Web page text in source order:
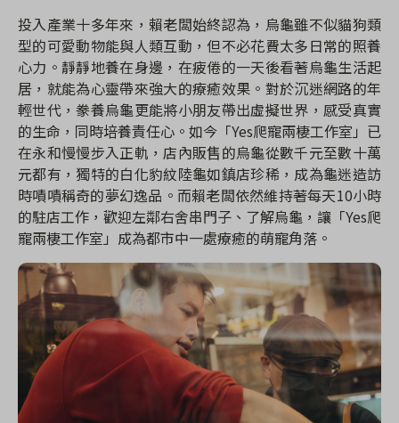
投入產業十多年來，賴老闆始終認為，烏龜雖不似貓狗類
型的可愛動物能與人類互動，但不必花費太多日常的照養
心力。靜靜地養在身邊，在疲倦的一天後看著烏龜生活起
居，就能為心靈帶來強大的療癒效果。對於沉迷網路的年
輕世代，豢養烏龜更能將小朋友帶出虛擬世界，感受真實
的生命，同時培養責任心。如今「Yes爬寵兩棲工作室」已
在永和慢慢步入正軌，店內販售的烏龜從數千元至數十萬
元都有，獨特的白化豹紋陸龜如鎮店珍稀，成為龜迷造訪
時嘖嘖稱奇的夢幻逸品。而賴老闆依然維持著每天10小時
的駐店工作，歡迎左鄰右舍串門子、了解烏龜，讓「Yes爬
寵兩棲工作室」成為都市中一處療癒的萌寵角落。